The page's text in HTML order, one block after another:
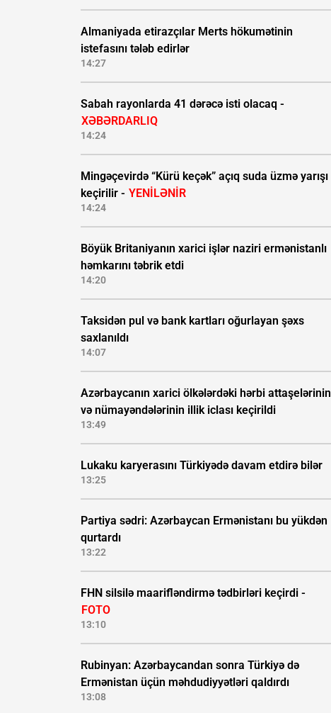
Almaniyada etirazçılar Merts hökumətinin
istefasını tələb edirlər
14:27
Sabah rayonlarda 41 dərəcə isti olacaq -
XƏBƏRDARLIQ
14:24
Mingəçevirdə “Kürü keçək” açıq suda üzmə yarışı
keçirilir - YENİLƏNİR
14:24
Böyük Britaniyanın xarici işlər naziri ermənistanlı
həmkarını təbrik etdi
14:20
Taksidən pul və bank kartları oğurlayan şəxs
saxlanıldı
14:07
Azərbaycanın xarici ölkələrdəki hərbi attaşelərinin
və nümayəndələrinin illik iclası keçirildi
13:49
Lukaku karyerasını Türkiyədə davam etdirə bilər
13:25
Partiya sədri: Azərbaycan Ermənistanı bu yükdən
qurtardı
13:22
FHN silsilə maarifləndirmə tədbirləri keçirdi -
FOTO
13:10
Rubinyan: Azərbaycandan sonra Türkiyə də
Ermənistan üçün məhdudiyyətləri qaldırdı
13:08